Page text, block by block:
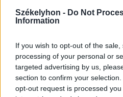
Székelyhon - Do Not
Information
If you wish to opt-out of the
processing of your personal or
targeted advertising by us,
section to confirm your
opt-out request is processed
Udvarhelyszék
Máréfalva